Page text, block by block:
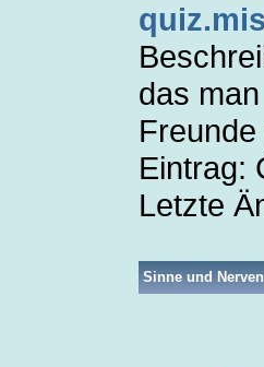
das
Eintrag:
Letzte
Sinne und